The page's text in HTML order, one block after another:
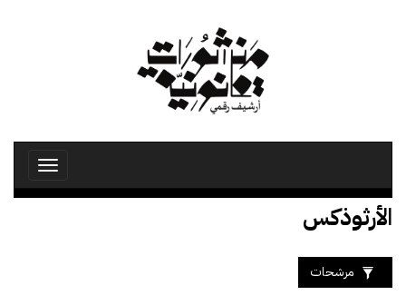
Toggle
الأرثوذكس
مرشحات